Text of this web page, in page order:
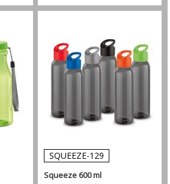
SQUEEZE-129
Squeeze 600 ml